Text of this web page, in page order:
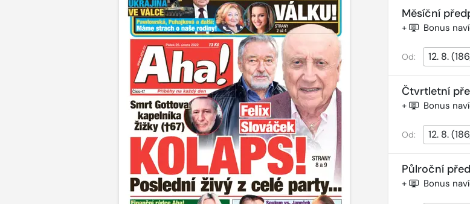
Měsíční
+ Bonus
Od:
Čtvrtletní
+ Bonus
Od:
Půlroční
+ Bonus